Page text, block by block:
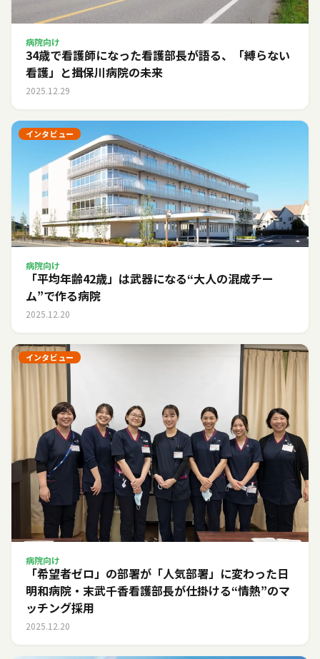
病院向け
34歳で看護師になった看護部長が語る、「縛らない
看護」と揖保川病院の未来
2025.12.29
インタビュー
病院向け
「平均年齢42歳」は武器になる――“大人の混成チー
ム”で作る病院
2025.12.20
インタビュー
病院向け
「希望者ゼロ」の部署が「人気部署」に変わった日――
明和病院・末武千香看護部長が仕掛ける“情熱”のマ
ッチング採用
2025.12.20